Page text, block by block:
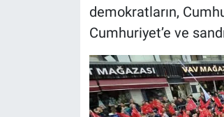
demokratların,
Cumhuriyet’e ve